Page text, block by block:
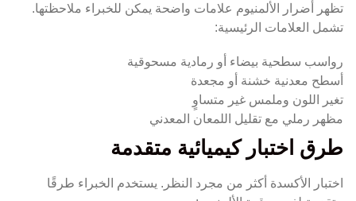
تظهر أضرار الألمنيوم علامات واضحة يمكن للخبراء ملاحظتها.
تشمل العلامات الرئيسية:
رواسب سطحية بيضاء أو رمادية مسحوقية
أسطح معدنية خشنة أو مجعدة
تغير اللون وملمس غير متساوٍ
مظهر رملي مع تقليل اللمعان المعدني
طرق اختبار كيميائية متقدمة
اختبار الأكسدة أكثر من مجرد النظر. يستخدم الخبراء طرقًا